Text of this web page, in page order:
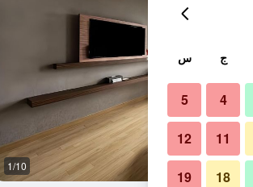
1/10
ج س
4
5
11
12
18
19